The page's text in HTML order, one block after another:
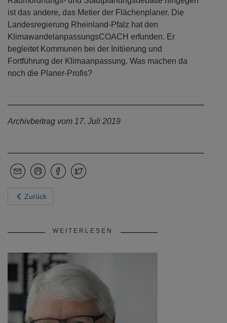
ist das andere, das Metier der Flächenplaner. Die
Landesregierung Rheinland-Pfalz hat den
KlimawandelanpassungsCOACH erfunden. Er
begleitet Kommunen bei der Initiierung und
Fortführung der Klimaanpassung. Was machen da
noch die Planer-Profis?
Archivbeitrag vom 17. Juli 2019
Zurück
WEITERLESEN